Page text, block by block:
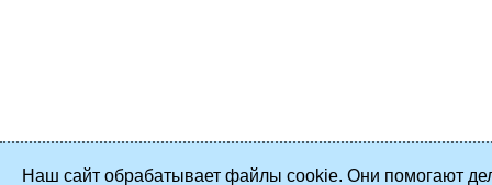
Наш сайт обрабатывает файлы cookie. Они помогают